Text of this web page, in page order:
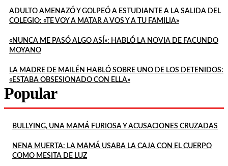
ADULTO AMENAZÓ Y GOLPEÓ A ESTUDIANTE A LA SALIDA DEL
COLEGIO: «TE VOY A MATAR A VOS Y A TU FAMILIA»
«NUNCA ME PASÓ ALGO ASÍ»: HABLÓ LA NOVIA DE FACUNDO
MOYANO
LA MADRE DE MAILÉN HABLÓ SOBRE UNO DE LOS DETENIDOS:
«ESTABA OBSESIONADO CON ELLA»
Popular
BULLYING, UNA MAMÁ FURIOSA Y ACUSACIONES CRUZADAS
NENA MUERTA: LA MAMÁ USABA LA CAJA CON EL CUERPO
COMO MESITA DE LUZ